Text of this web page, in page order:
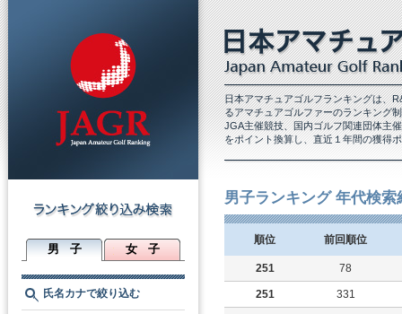
男 子 女 子
氏名カナで絞り込む
日本アマチュアゴルフランキングは、
るアマチュアゴルファーのランキング
JGA主催競技、国内ゴルフ関連団体主
をポイント換算し、直近１年間の獲得
男子ランキング 年代検
順位 前回順位
251 78
251 331